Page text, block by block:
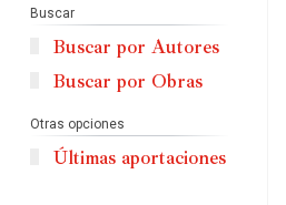
Buscar
Buscar por Autores
Buscar por Obras
Otras opciones
Últimas aportaciones